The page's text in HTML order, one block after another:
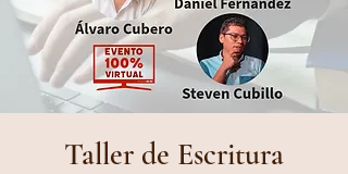
Taller de Escritura